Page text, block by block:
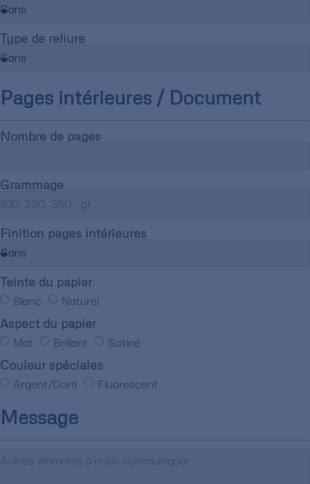
Type de reliure
Pages intérieures / Document
Nombre de pages
Grammage
Finition pages intérieures
Teinte du papier
Blanc Naturel
Aspect du papier
Mat Brillant Satiné
Couleur spéciales
Argent/Doré Fluorescent
Message